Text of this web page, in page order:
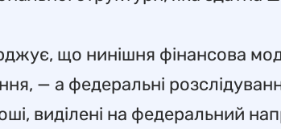
що нинішня фінансова
— а федеральні
виділені на федеральний